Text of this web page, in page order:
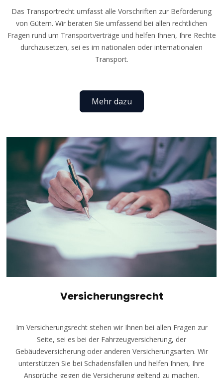
Das Transportrecht umfasst alle Vorschriften zur Beförderung
von Gütern. Wir beraten Sie umfassend bei allen rechtlichen
Fragen rund um Transportverträge und helfen Ihnen, Ihre Rechte
durchzusetzen, sei es im nationalen oder internationalen
Transport.
Mehr dazu
Versicherungsrecht
Im Versicherungsrecht stehen wir Ihnen bei allen Fragen zur
Seite, sei es bei der Fahrzeugversicherung, der
Gebäudeversicherung oder anderen Versicherungsarten. Wir
unterstützen Sie bei Schadensfällen und helfen Ihnen, Ihre
Ansprüche gegen die Versicherung geltend zu machen.